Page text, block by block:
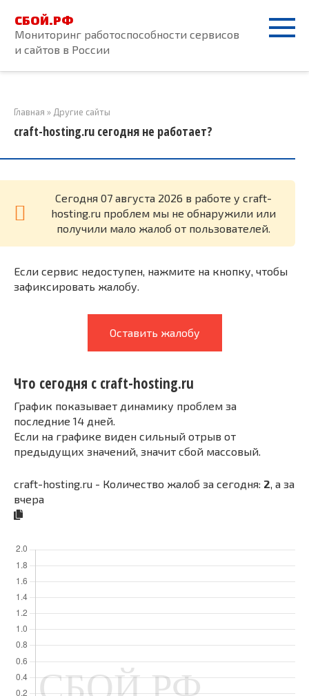
контенту
СБОЙ.РФ
Мониторинг работоспособности сервисов
и сайтов в России
Главная » Другие сайты
craft-hosting.ru сегодня не работает?
Cегодня 07 августа 2026 в работе у craft-
hosting.ru проблем мы не обнаружили или
получили мало жалоб от пользователей.
Если сервис недоступен, нажмите на кнопку, чтобы
зафиксировать жалобу.
Оставить жалобу
Что сегодня с craft-hosting.ru
График показывает динамику проблем за
последние 14 дней.
Если на графике виден сильный отрыв от
предыдущих значений, значит сбой массовый.
craft-hosting.ru - Количество жалоб за сегодня: 2 , а за
вчера